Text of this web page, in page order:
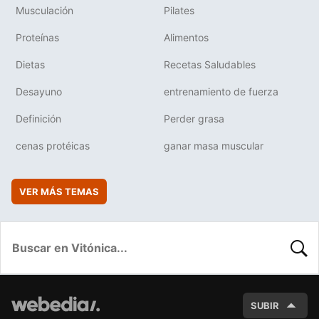
Musculación Pilates
Proteínas Alimentos
Dietas Recetas Saludables
Desayuno entrenamiento de fuerza
Definición Perder grasa
cenas protéicas ganar masa muscular
VER MÁS TEMAS
SUBIR